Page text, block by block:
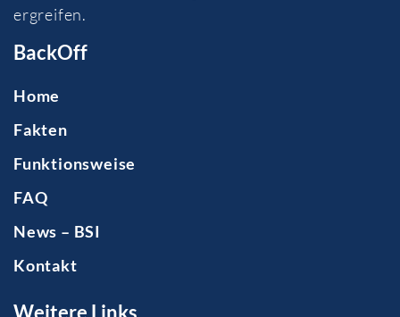
ergreifen.
BackOff
Home
Fakten
Funktionsweise
FAQ
News – BSI
Kontakt
Weitere Links